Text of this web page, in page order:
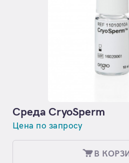
Среда CryoSperm
Цена по запросу
В